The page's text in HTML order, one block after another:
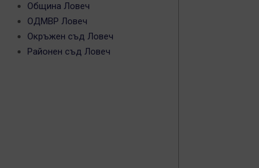
Община Ловеч
ОДМВР Ловеч
Окръжен съд Ловеч
Районен съд Ловеч